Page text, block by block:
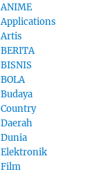
ANIME
Applications
Artis
BERITA
BISNIS
BOLA
Budaya
Country
Daerah
Dunia
Elektronik
Film